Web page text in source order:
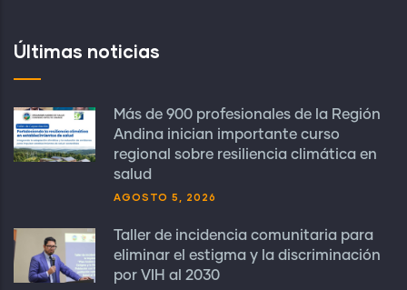
Últimas noticias
Más de 900 profesionales de la Región
Andina inician importante curso
regional sobre resiliencia climática en
salud
AGOSTO 5, 2026
Taller de incidencia comunitaria para
eliminar el estigma y la discriminación
por VIH al 2030